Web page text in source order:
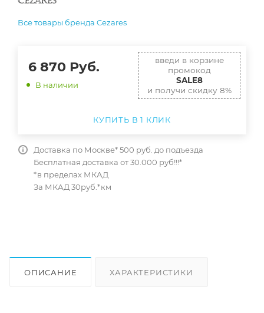
Все товары бренда Cezares
6 870 Руб.
В наличии
введи в корзине
промокод
SALE8
и получи скидку 8%
КУПИТЬ В 1 КЛИК
Доставка по Москве* 500 руб. до подъезда
Бесплатная доставка от 30.000 руб!!!*
*в пределах МКАД
За МКАД 30руб.*км
ОПИСАНИЕ ХАРАКТЕРИСТИКИ